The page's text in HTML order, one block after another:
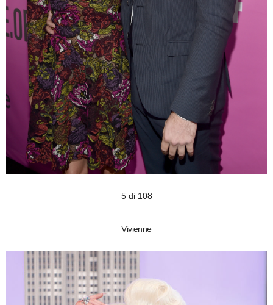
5 di 108
Vivienne